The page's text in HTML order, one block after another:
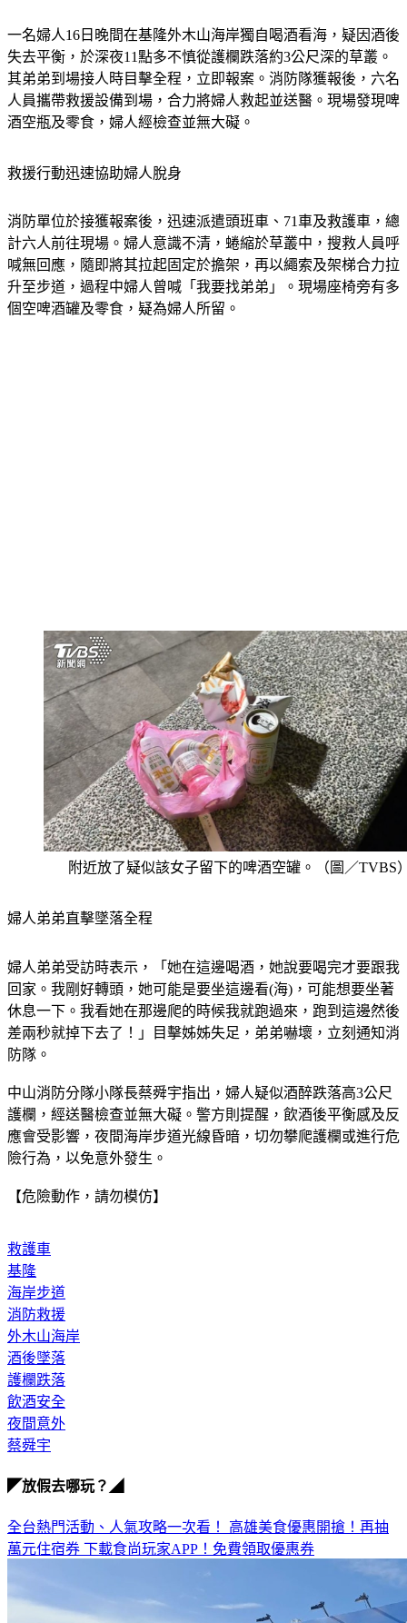
一名婦人16日晚間在基隆外木山海岸獨自喝酒看海，疑因酒後
失去平衡，於深夜11點多不慎從護欄跌落約3公尺深的草叢。
其弟弟到場接人時目擊全程，立即報案。消防隊獲報後，六名
人員攜帶救援設備到場，合力將婦人救起並送醫。現場發現啤
酒空瓶及零食，婦人經檢查並無大礙。
救援行動迅速協助婦人脫身
消防單位於接獲報案後，迅速派遣頭班車、71車及救護車，總
計六人前往現場。婦人意識不清，蜷縮於草叢中，搜救人員呼
喊無回應，隨即將其拉起固定於擔架，再以繩索及架梯合力拉
升至步道，過程中婦人曾喊「我要找弟弟」。現場座椅旁有多
個空啤酒罐及零食，疑為婦人所留。
附近放了疑似該女子留下的啤酒空罐。（圖／TVBS
婦人弟弟直擊墜落全程
婦人弟弟受訪時表示，「她在這邊喝酒，她說要喝完才要跟我
回家。我剛好轉頭，她可能是要坐這邊看(海)，可能想要坐著
休息一下。我看她在那邊爬的時候我就跑過來，跑到這邊然後
差兩秒就掉下去了！」目擊姊姊失足，弟弟嚇壞，立刻通知消
防隊。
中山消防分隊小隊長蔡舜宇指出，婦人疑似酒醉跌落高3公尺
護欄，經送醫檢查並無大礙。警方則提醒，飲酒後平衡感及反
應會受影響，夜間海岸步道光線昏暗，切勿攀爬護欄或進行危
險行為，以免意外發生。
【危險動作，請勿模仿】
救護車
基隆
海岸步道
消防救援
外木山海岸
酒後墜落
護欄跌落
飲酒安全
夜間意外
蔡舜宇
◤放假去哪玩？◢
全台熱門活動、人氣攻略一次看！ 高雄美食優惠開搶！再抽
萬元住宿券 下載食尚玩家APP！免費領取優惠券